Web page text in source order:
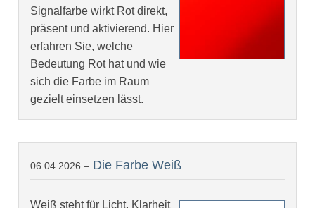
Signalfarbe wirkt Rot direkt,
präsent und aktivierend. Hier
erfahren Sie, welche
Bedeutung Rot hat und wie
sich die Farbe im Raum
gezielt einsetzen lässt.
06.04.2026 – Die Farbe Weiß
Weiß steht für Licht, Klarheit